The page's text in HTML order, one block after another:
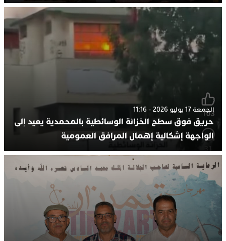
الجمعة 17 يوليو 2026 - 11:16
حريق فوق سطح الخزانة الوسائطية بالمحمدية يعيد إلى
الواجهة إشكالية إهمال المرافق العمومية